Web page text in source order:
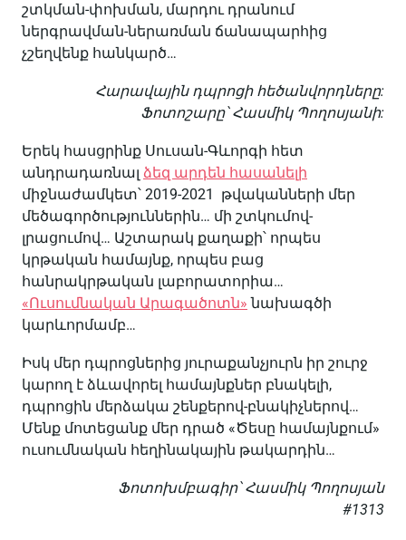
շտկման-փոխման, մարդու դրանում
ներգրավման-ներառման ճանապարհից
չշեղվենք հանկարծ…
Հարավային դպրոցի հեծանվորդները:
Ֆոտոշարը՝ Հասմիկ Պողոսյանի:
Երեկ հասցրինք Սուսան-Գևորգի հետ
անդրադառնալ ձեզ արդեն հասանելի
միջնաժամկետ՝ 2019-2021 թվականների մեր
մեծագործություններին… մի շտկումով-
լրացումով… Աշտարակ քաղաքի՝ որպես
կրթական համայնք, որպես բաց
հանրակրթական լաբորատորիա…
«Ուսումնական Արագածոտն» նախագծի
կարևորմամբ…
Իսկ մեր դպրոցներից յուրաքանչյուրն իր շուրջ
կարող է ձևավորել համայնքներ բնակելի,
դպրոցին մերձակա շենքերով-բնակիչներով…
Մենք մոտեցանք մեր դրած «Ծեսը համայնքում»
ուսումնական հեղինակային թակարդին…
Ֆոտոխմբագիր՝ Հասմիկ Պողոսյան
#1313